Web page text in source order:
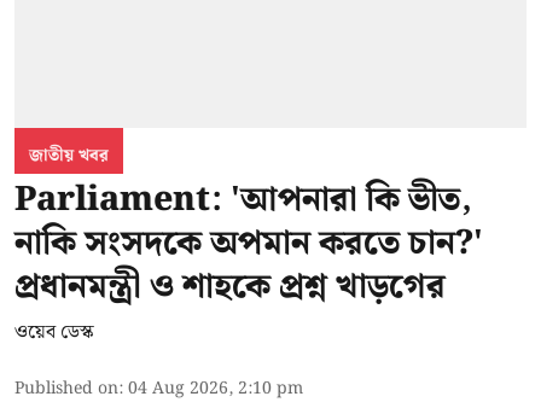
জাতীয় খবর
Parliament: 'আপনারা কি ভীত,
নাকি সংসদকে অপমান করতে চান?'
প্রধানমন্ত্রী ও শাহকে প্রশ্ন খাড়গের
ওয়েব ডেস্ক
Published on:04 Aug 2026, 2:10 pm